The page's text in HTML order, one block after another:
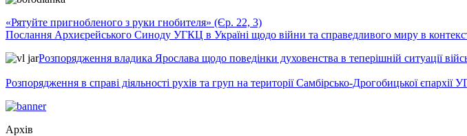
«Рятуйте пригнобленого з руки гнобителя» (Єр. 22, 3)
Послання Архиєрейського Синоду УГКЦ в Україні щодо війни та справедливого миру в
Розпорядження владика Ярослава щодо поведінки духовенства в теперішній ситуації
Розпорядження в справі діяльності рухів та груп на території Самбірсько-Дрогобицької єпархії
Архів